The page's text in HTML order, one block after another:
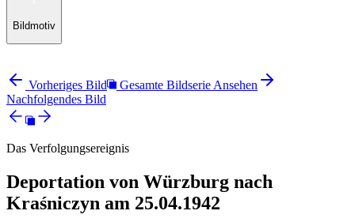
Bildmotiv
Vorheriges Bild
Gesamte Bildserie Ansehen
Nachfolgendes Bild
Das Verfolgungsereignis
Deportation von Würzburg nach
Kraśniczyn am 25.04.1942